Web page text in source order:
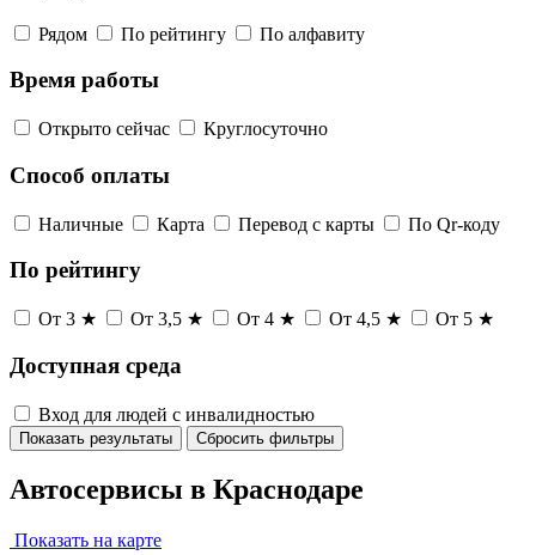
Рядом По рейтингу По алфавиту
Время работы
Открыто сейчас Круглосуточно
Способ оплаты
Наличные Карта Перевод с карты По Qr-коду
По рейтингу
От 3 ★ От 3,5 ★ От 4 ★ От 4,5 ★ От 5 ★
Доступная среда
Вход для людей с инвалидностью
Показать результаты Сбросить фильтры
Автосервисы в Краснодаре
Показать на карте